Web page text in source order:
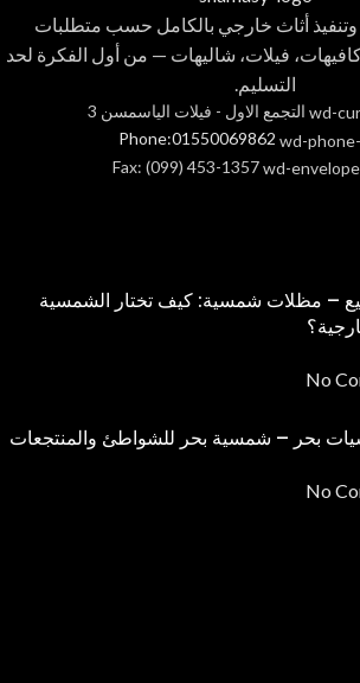
أثاث خارجي بالكامل حسب متطلبات
فيلات، شاليهات — من أول الفكرة لحد
التسليم.
التجمع الاول - فيلات الياسمسن 3
Phone:01550069862
Fax: (099) 453-1357
– مظلات شمسية: كيف تختار الشمسية
No
بحر – شمسية بحر للشواطئ والمنتجعات
No